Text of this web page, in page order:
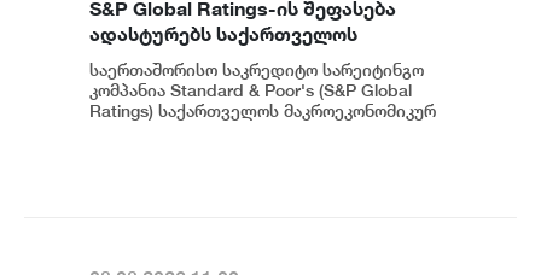
S&P Global Ratings-ის შეფასება
ადასტურებს საქართველოს
ეკონომიკის მდგრადობასა და
ეროვნული ბანკის პოლიტიკის
ეფექტიანობას - ეკატერინე მიქაბაძე
საერთაშორისო საკრედიტო სარეიტინგო
კომპანია Standard & Poor's (S&P Global
Ratings) საქართველოს მაკროეკონომიკურ